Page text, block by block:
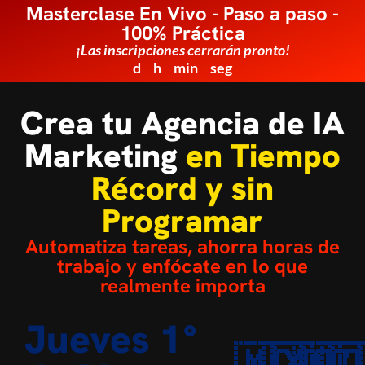
Masterclase En Vivo - Paso a paso -
100% Práctica
¡Las inscripciones cerrarán pronto!
d
h min seg
Crea tu Agencia de IA
Marketingen Tiempo
Récord y sin
Programar
Automatiza tareas, ahorra horas de
trabajo y enfócate en lo que
realmente importa
Jueves 1°